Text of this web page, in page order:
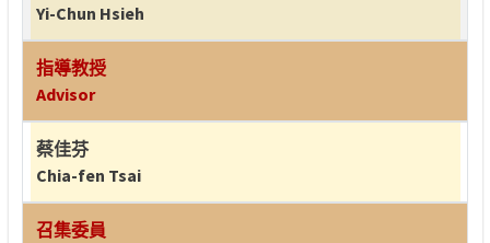
Yi-Chun Hsieh
指導教授
Advisor
蔡佳芬
Chia-fen Tsai
召集委員